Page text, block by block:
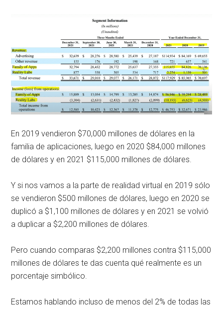
En 2019 vendieron $70,000 millones de dólares en la
familia de aplicaciones, luego en 2020 $84,000 millones
de dólares y en 2021 $115,000 millones de dólares.
Y si nos vamos a la parte de realidad virtual en 2019 sólo
se vendieron $500 millones de dólares, luego en 2020 se
duplicó a $1,100 millones de dólares y en 2021 se volvió
a duplicar a $2,200 millones de dólares.
Pero cuando comparas $2,200 millones contra $115,000
millones de dólares te das cuenta qué realmente es un
porcentaje simbólico.
Estamos hablando incluso de menos del 2% de todas las